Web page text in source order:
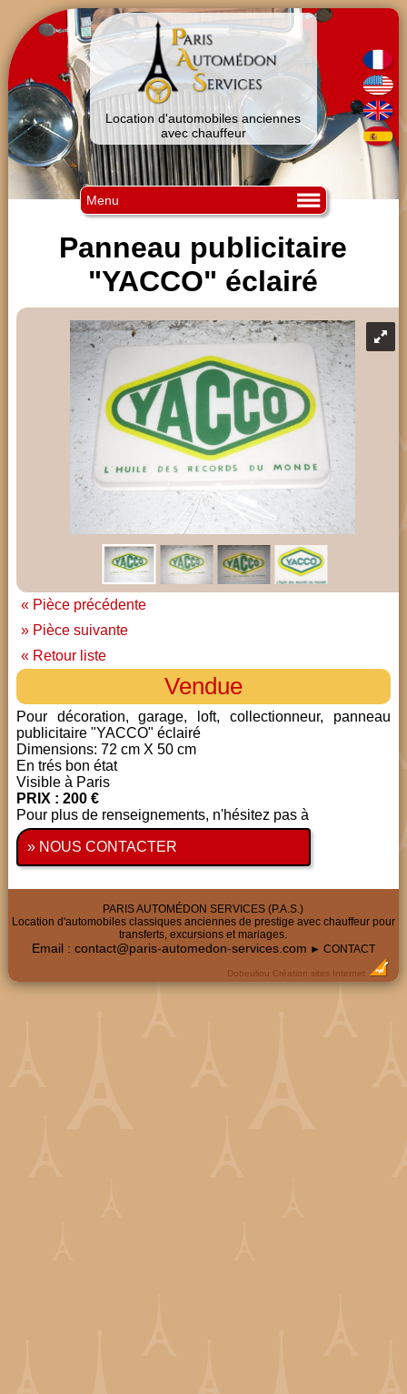
Location d'automobiles anciennes
avec chauffeur
Menu
Panneau publicitaire
"YACCO" éclairé
« Pièce précédente
» Pièce suivante
« Retour liste
Vendue
Pour décoration, garage, loft, collectionneur, panneau
publicitaire "YACCO" éclairé
Dimensions: 72 cm X 50 cm
En trés bon état
Visible à Paris
PRIX : 200 €
Pour plus de renseignements, n'hésitez pas à
» NOUS CONTACTER
PARIS AUTOMÉDON SERVICES (P.A.S.)
Location d'automobiles classiques anciennes de prestige avec chauffeur pour
transferts, excursions et mariages.
Email : contact@paris-automedon-services.com ► CONTACT
Dobeuliou Création sites Internet